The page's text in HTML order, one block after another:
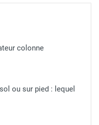
colonne
ou sur pied​ : lequel